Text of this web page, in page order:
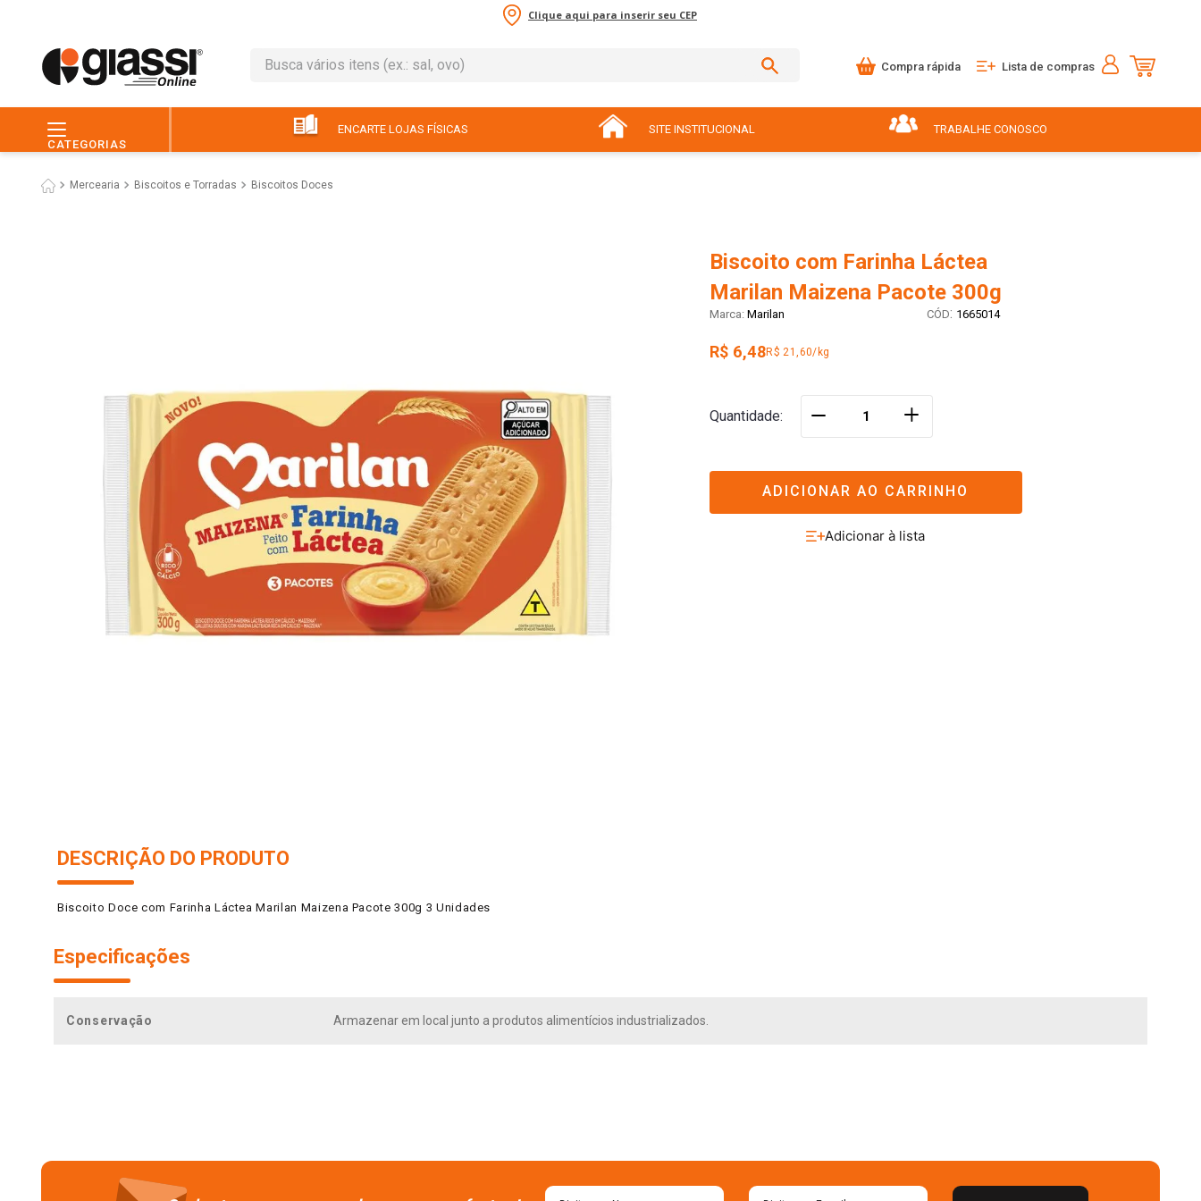
Clique aqui para inserir seu CEP
Busca vários itens (ex.: sal, ovo)
Compra rápida Lista de compras
CATEGORIAS
ENCARTE LOJAS FÍSICAS SITE INSTITUCIONAL TRABALHE CONOSCO
Mercearia Biscoitos e Torradas Biscoitos Doces
Biscoito com Farinha Láctea
Marilan Maizena Pacote 300g
Marilan : 1665014
R$ 6,48R$ 21,60/kg
Quantidade ＋
ADICIONAR AO CARRINHO
DESCRIÇÃO DO PRODUTO
Biscoito Doce com Farinha Láctea Marilan Maizena Pacote 300g 3 Unidades
Especificações
Conservação Armazenar em local junto a produtos alimentícios industrializados.
café
3º queijo
10º